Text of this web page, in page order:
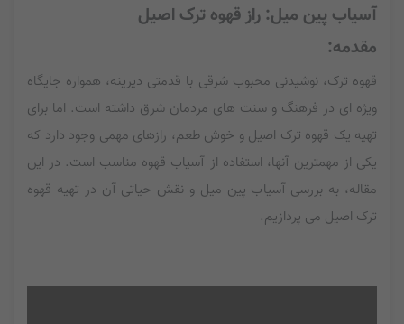
آسیاب پین میل: راز قهوه ترک اصیل
مقدمه:
قهوه ترک، نوشیدنی محبوب شرقی با قدمتی دیرینه، همواره جایگاه
ویژه ای در فرهنگ و سنت های مردمان شرق داشته است. اما برای
تهیه یک قهوه ترک اصیل و خوش طعم، رازهای مهمی وجود دارد که
یکی از مهمترین آنها، استفاده از آسیاب قهوه مناسب است. در این
مقاله، به بررسی آسیاب پین میل و نقش حیاتی آن در تهیه قهوه
ترک اصیل می پردازیم.